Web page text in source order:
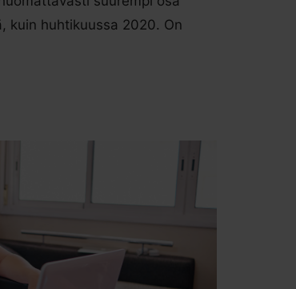
kuin huhtikuussa 2020. On